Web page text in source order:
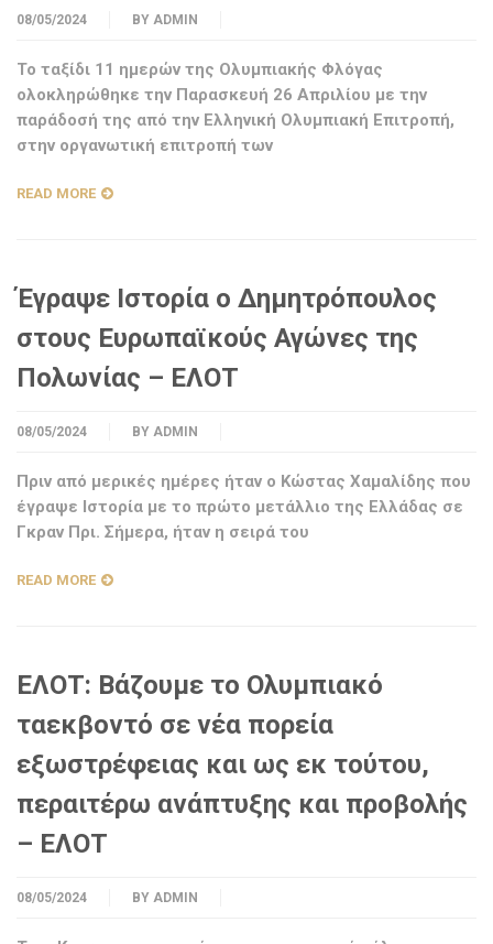
08/05/2024 BY ADMIN
Το ταξίδι 11 ημερών της Ολυμπιακής Φλόγας
ολοκληρώθηκε την Παρασκευή 26 Απριλίου με την
παράδοσή της από την Ελληνική Ολυμπιακή Επιτροπή,
στην οργανωτική επιτροπή των
READ MORE
Έγραψε Ιστορία ο Δημητρόπουλος
στους Ευρωπαϊκούς Αγώνες της
Πολωνίας – ΕΛΟΤ
08/05/2024 BY ADMIN
Πριν από μερικές ημέρες ήταν ο Κώστας Χαμαλίδης που
έγραψε Ιστορία με το πρώτο μετάλλιο της Ελλάδας σε
Γκραν Πρι. Σήμερα, ήταν η σειρά του
READ MORE
ΕΛΟΤ: Βάζουμε το Ολυμπιακό
ταεκβοντό σε νέα πορεία
εξωστρέφειας και ως εκ τούτου,
περαιτέρω ανάπτυξης και προβολής
– ΕΛΟΤ
08/05/2024 BY ADMIN